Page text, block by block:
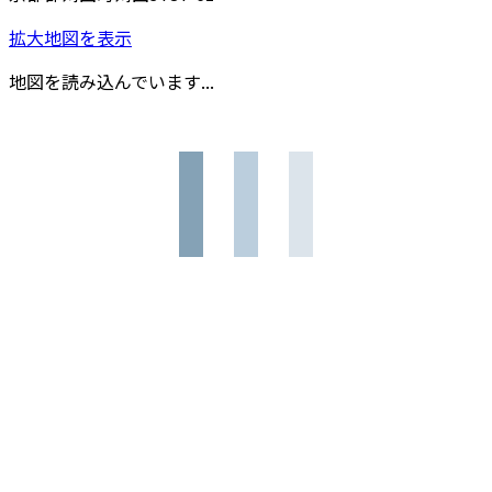
拡大地図を表示
地図を読み込んでいます...